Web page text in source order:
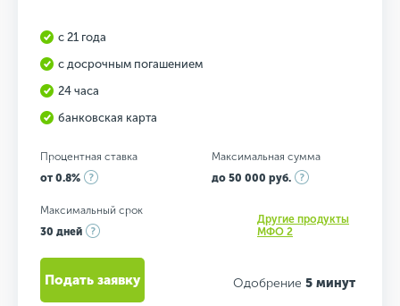
с 21 года
с досрочным погашением
24 часа
банковская карта
Процентная ставка
от 0.8%
Максимальная сумма
до 50 000 руб.
Максимальный срок
30 дней
Другие продукты
МФО 2
Одобрение 5 минут
Подать заявку